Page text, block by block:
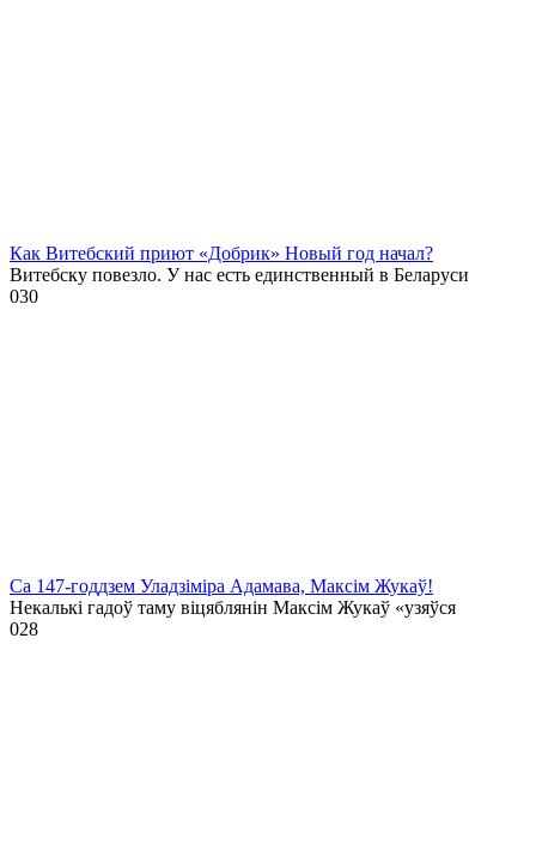
Как Витебский приют «Добрик» Новый год начал?
Витебску повезло. У нас есть единственный в Беларуси
030
Са 147-годдзем Уладзіміра Адамава, Максім Жукаў!
Некалькі гадоў таму віцяблянін Максім Жукаў «узяўся
028